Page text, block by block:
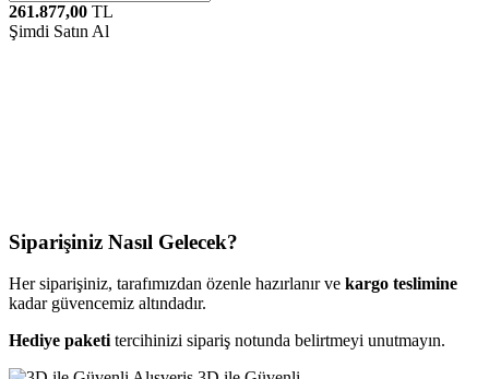
261.877,00 TL
Şimdi Satın Al
Siparişiniz Nasıl Gelecek?
Her siparişiniz, tarafımızdan özenle hazırlanır ve kargo teslimine
kadar güvencemiz altındadır.
Hediye paketi tercihinizi sipariş notunda belirtmeyi unutmayın.